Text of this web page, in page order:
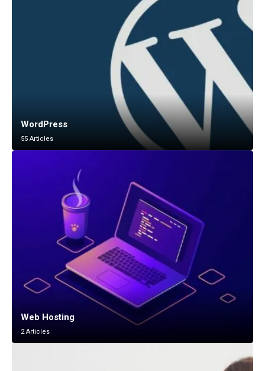
WordPress
55 Articles
Web Hosting
2 Articles